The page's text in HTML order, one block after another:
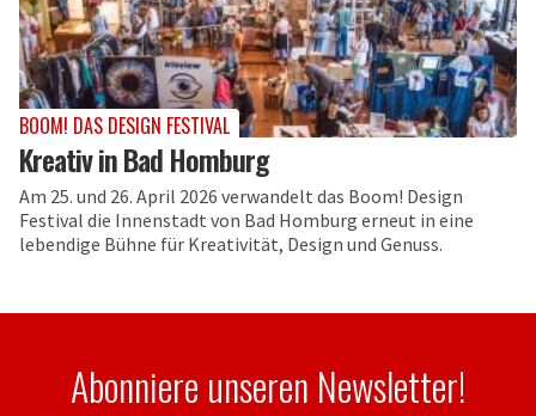
BOOM! DAS DESIGN FESTIVAL
Kreativ in Bad Homburg
Am 25. und 26. April 2026 verwandelt das Boom! Design
Festival die Innenstadt von Bad Homburg erneut in eine
lebendige Bühne für Kreativität, Design und Genuss.
Abonniere unseren Newsletter!